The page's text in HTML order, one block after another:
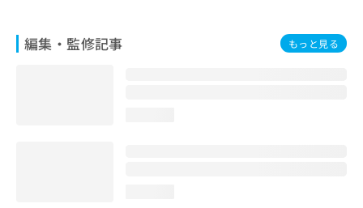
編集・監修記事 もっと見る